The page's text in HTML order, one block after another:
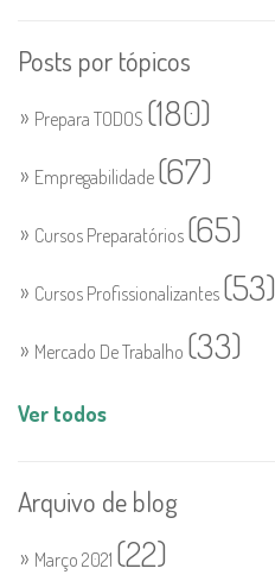
Posts por tópicos
Prepara TODOS (180)
Empregabilidade (67)
Cursos Preparatórios (65)
Cursos Profissionalizantes (53)
Mercado De Trabalho (33)
Ver todos
Arquivo de blog
Março 2021 (22)